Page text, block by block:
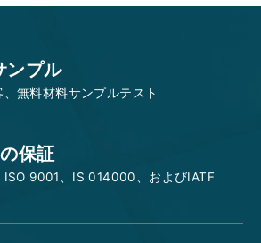
ンプル
、無料材料サンプルテスト
保証
ISO 9001、IS 014000、およびIATF